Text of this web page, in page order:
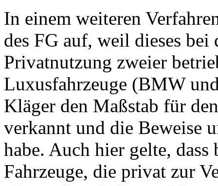
In einem weiteren
des FG auf, weil dieses bei
Privatnutzung zweier
Luxusfahrzeuge (BMW
Kläger den Maßstab für
verkannt und die Beweise
habe. Auch hier gelte,
Fahrzeuge, die privat zur